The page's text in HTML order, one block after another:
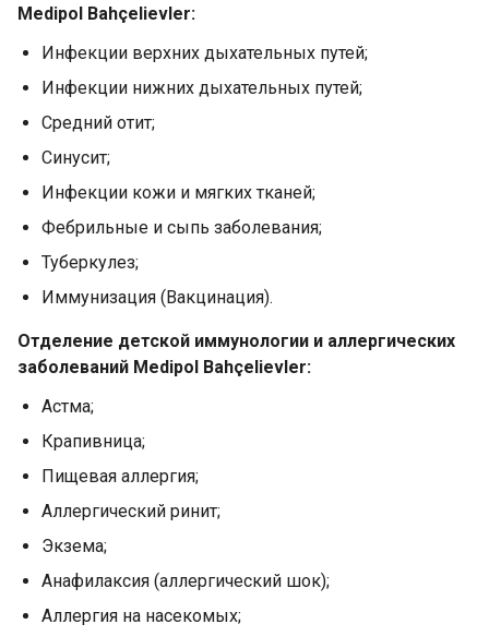
Medipol Bahçelievler:
Инфекции верхних дыхательных путей;
Инфекции нижних дыхательных путей;
Средний отит;
Синусит;
Инфекции кожи и мягких тканей;
Фебрильные и сыпь заболевания;
Туберкулез;
Иммунизация (Вакцинация).
Отделение детской иммунологии и аллергических
заболеваний Medipol Bahçelievler:
Астма;
Крапивница;
Пищевая аллергия;
Аллергический ринит;
Экзема;
Анафилаксия (аллергический шок);
Аллергия на насекомых;